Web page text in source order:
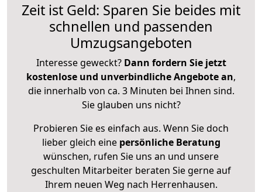
Zeit ist Geld: Sparen Sie beides mit
schnellen und passenden
Umzugsangeboten
Interesse geweckt? Dann fordern Sie jetzt
kostenlose und unverbindliche Angebote an,
die innerhalb von ca. 3 Minuten bei Ihnen sind.
Sie glauben uns nicht?
Probieren Sie es einfach aus. Wenn Sie doch
lieber gleich eine persönliche Beratung
wünschen, rufen Sie uns an und unsere
geschulten Mitarbeiter beraten Sie gerne auf
Ihrem neuen Weg nach Herrenhausen.